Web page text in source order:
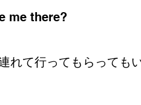
me there?
れて行ってもらっても